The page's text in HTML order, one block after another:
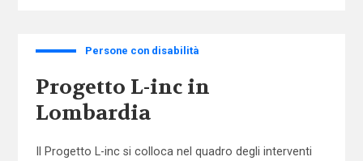
Persone con disabilità
Progetto L-inc in
Lombardia
Il Progetto L-inc si colloca nel quadro degli interventi